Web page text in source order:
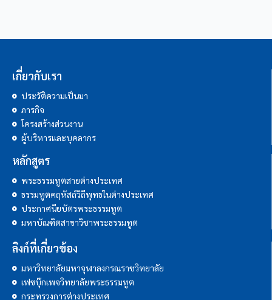
เกี่ยวกับเรา
ประวัติความเป็นมา
ภารกิจ
โครงสร้างส่วนงาน
ผู้บริหารและบุคลากร
หลักสูตร
พระธรรมทูตสายต่างประเทศ
ธรรมทูตคฤหัสถ์วิถีพุทธในต่างประเทศ
ประกาศนียบัตรพระธรรมทูต
มหาบัณฑิตสาขาวิชาพระธรรมทูต
ลิงก์ที่เกี่ยวข้อง
มหาวิทยาลัยมหาจุฬาลงกรณราชวิทยาลัย
เฟซบุ๊กเพจวิทยาลัยพระธรรมทูต
กระทรวงการต่างประเทศ